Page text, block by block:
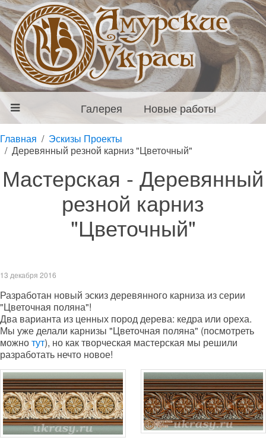
Галерея Новые работы
Главная
Эскизы Проекты
Деревянный резной карниз "Цветочный"
Мастерская - Деревянный
резной карниз
"Цветочный"
13 декабря 2016
Разработан новый эскиз деревянного карниза из серии
"Цветочная поляна"!
Два варианта из ценных пород дерева: кедра или ореха.
Мы уже делали карнизы "Цветочная поляна" (посмотреть
можнотут), но как творческая мастерская мы решили
разработать нечто новое!